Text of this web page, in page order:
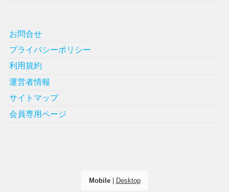
お問合せ
プライバシーポリシー
利用規約
運営者情報
サイトマップ
会員専用ページ
Mobile| Desktop